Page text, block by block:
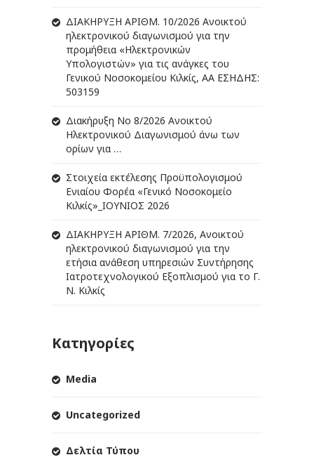
ΔIΑΚΗΡΥΞΗ ΑΡIΘΜ. 10/2026 Ανοικτού
ηλεκτρονικού διαγωνισμού για την
προμήθεια «Ηλεκτρονικών
Υπολογιστών» για τις ανάγκες του
Γενικού Νοσοκομείου Κιλκίς, ΑΑ ΕΣΗΔΗΣ:
503159
Διακήρυξη Νο 8/2026 Ανοικτού
Ηλεκτρονικού Διαγωνισμού άνω των
ορίων για …
Στοιχεία εκτέλεσης Προϋπολογισμού
Ενιαίου Φορέα «Γενικό Νοσοκομείο
Κιλκίς»_ΙΟΥΝΙΟΣ 2026
ΔIΑΚΗΡΥΞΗ ΑΡIΘΜ. 7/2026, Ανοικτού
ηλεκτρονικού διαγωνισμού για την
ετήσια ανάθεση υπηρεσιών Συντήρησης
Ιατροτεχνολογικού Εξοπλισμού για το Γ.
Ν. Κιλκίς
Κατηγορίες
Media
Uncategorized
Δελτία Τύπου